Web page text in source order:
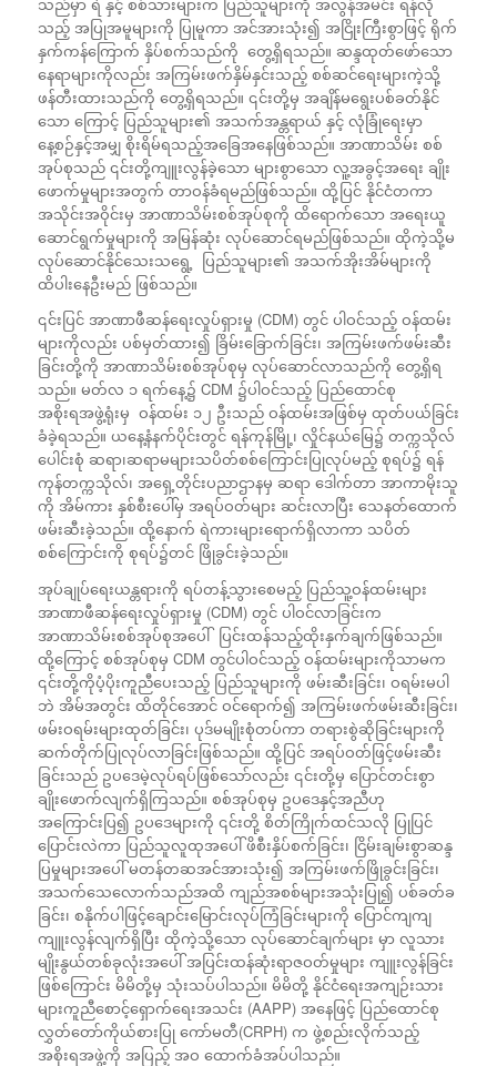
သည်မှာ ရဲ နှင့် စစ်သားများက ပြည်သူများကို အလွန်အမင်း ရန်လို
သည့် အပြုအမူများကို ပြုမူကာ အင်အားသုံး၍ အငြိုးကြီးစွာဖြင့် ရိုက်
နှက်ကန်ကြောက် နှိပ်စက်သည်ကို တွေ့ရှိရသည်။ ဆန္ဒထုတ်ဖော်သော
နေရာများကိုလည်း အကြမ်းဖက်နှိမ်နှင်းသည့် စစ်ဆင်ရေးများကဲ့သို့
ဖန်တီးထားသည်ကို တွေ့ရှိရသည်။ ၎င်းတို့မှ အချိန်မရွေးပစ်ခတ်နိုင်
သော ကြောင့် ပြည်သူများ၏ အသက်အန္တရာယ် နှင့် လုံခြုံရေးမှာ
နေ့စဉ်နှင့်အမျှ စိုးရိမ်ရသည့်အခြေအနေဖြစ်သည်။ အာဏာသိမ်း စစ်
အုပ်စုသည် ၎င်းတို့ကျူးလွန်ခဲ့သော များစွာသော လူ့အခွင့်အရေး ချိုး
ဖောက်မှုများအတွက် တာဝန်ခံရမည်ဖြစ်သည်။ ထို့ပြင် နိုင်ငံတကာ
အသိုင်းအဝိုင်းမှ အာဏာသိမ်းစစ်အုပ်စုကို ထိရောက်သော အရေးယူ
ဆောင်ရွက်မှုများကို အမြန်ဆုံး လုပ်ဆောင်ရမည်ဖြစ်သည်။ ထိုကဲ့သို့မ
လုပ်ဆောင်နိုင်သေးသရွေ့ ပြည်သူများ၏ အသက်အိုးအိမ်များကို
ထိပါးနေဦးမည် ဖြစ်သည်။
၎င်းပြင် အာဏာဖီဆန်ရေးလှုပ်ရှားမှု (CDM) တွင် ပါဝင်သည့် ဝန်ထမ်း
များကိုလည်း ပစ်မှတ်ထား၍ ခြိမ်းခြောက်ခြင်း၊ အကြမ်းဖက်ဖမ်းဆီး
ခြင်းတို့ကို အာဏာသိမ်းစစ်အုပ်စုမှ လုပ်ဆောင်လာသည်ကို တွေ့ရှိရ
သည်။ မတ်လ ၁ ရက်နေ့၌ CDM ၌ပါဝင်သည့် ပြည်ထောင်စု
အစိုးရအဖွဲ့ရုံးမှ ဝန်ထမ်း ၁၂ ဦးသည် ဝန်ထမ်းအဖြစ်မှ ထုတ်ပယ်ခြင်း
ခံခဲ့ရသည်။ ယနေ့နံနက်ပိုင်းတွင် ရန်ကုန်မြို့၊ လှိုင်နယ်မြေ၌ တက္ကသိုလ်
ပေါင်းစုံ ဆရာ၊ဆရာမများသပိတ်စစ်ကြောင်းပြုလုပ်မည့် စုရပ်၌ ရန်
ကုန်တက္ကသိုလ်၊ အရှေ့တိုင်းပညာဌာနမှ ဆရာ ဒေါက်တာ အာကာမိုးသူ
ကို အိမ်ကား နှစ်စီးပေါ်မှ အရပ်ဝတ်များ ဆင်းလာပြီး သေနတ်ထောက်
ဖမ်းဆီးခဲ့သည်။ ထို့နောက် ရဲကားများရောက်ရှိလာကာ သပိတ်
စစ်ကြောင်းကို စုရပ်၌တင် ဖြိုခွင်းခဲ့သည်။
အုပ်ချုပ်ရေးယန္တရားကို ရပ်တန့်သွားစေမည့် ပြည်သူ့ဝန်ထမ်းများ
အာဏာဖီဆန်ရေးလှုပ်ရှားမှု (CDM) တွင် ပါဝင်လာခြင်းက
အာဏာသိမ်းစစ်အုပ်စုအပေါ် ပြင်းထန်သည့်ထိုးနှက်ချက်ဖြစ်သည်။
ထို့ကြောင့် စစ်အုပ်စုမှ CDM တွင်ပါဝင်သည့် ဝန်ထမ်းများကိုသာမက
၎င်းတို့ကိုပံ့ပိုးကူညီပေးသည့် ပြည်သူများကို ဖမ်းဆီးခြင်း၊ ဝရမ်းမပါ
ဘဲ အိမ်အတွင်း ထိတိုင်အောင် ဝင်ရောက်၍ အကြမ်းဖက်ဖမ်းဆီးခြင်း၊
ဖမ်းဝရမ်းများထုတ်ခြင်း၊ ပုဒ်မမျိုးစုံတပ်ကာ တရားစွဲဆိုခြင်းများကို
ဆက်တိုက်ပြုလုပ်လာခြင်းဖြစ်သည်။ ထို့ပြင် အရပ်ဝတ်ဖြင့်ဖမ်းဆီး
ခြင်းသည် ဥပဒေမဲ့လုပ်ရပ်ဖြစ်သော်လည်း ၎င်းတို့မှ ပြောင်တင်းစွာ
ချိုးဖောက်လျက်ရှိကြသည်။ စစ်အုပ်စုမှ ဥပဒေနှင့်အညီဟု
အကြောင်းပြ၍ ဥပဒေများကို ၎င်းတို့ စိတ်ကြိုက်ထင်သလို ပြုပြင်
ပြောင်းလဲကာ ပြည်သူလူထုအပေါ် ဖိစီးနှိပ်စက်ခြင်း၊ ငြိမ်းချမ်းစွာဆန္ဒ
ပြမှုများအပေါ် မတန်တဆအင်အားသုံး၍ အကြမ်းဖက်ဖြိုခွင်းခြင်း၊
အသက်သေလောက်သည်အထိ ကျည်အစစ်များအသုံးပြု၍ ပစ်ခတ်ခ
ခြင်း၊ စနိုက်ပါဖြင့်ချောင်းမြောင်းလုပ်ကြံခြင်းများကို ပြောင်ကျကျ
ကျူးလွန်လျက်ရှိပြီး ထိုကဲ့သို့သော လုပ်ဆောင်ချက်များ မှာ လူသား
မျိုးနွယ်တစ်ခုလုံးအပေါ် အပြင်းထန်ဆုံးရာဇဝတ်မှုများ ကျူးလွန်ခြင်း
ဖြစ်ကြောင်း မိမိတို့မှ သုံးသပ်ပါသည်။ မိမိတို့ နိုင်ငံရေးအကျဉ်းသား
များကူညီစောင့်ရှောက်ရေးအသင်း (AAPP) အနေဖြင့် ပြည်ထောင်စု
လွှတ်တော်ကိုယ်စားပြု ကော်မတီ(CRPH) က ဖွဲ့စည်းလိုက်သည့်
အစိုးရအဖွဲ့ကို အပြည့် အဝ ထောက်ခံအပ်ပါသည်။